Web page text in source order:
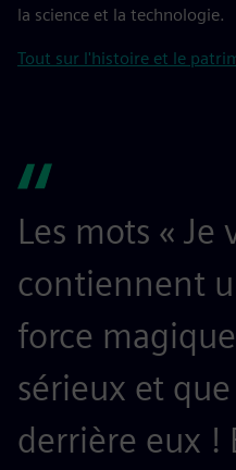
la science et la technologie.
Tout sur l'histoire et le
Les mots « Je
contiennent
force
sérieux et
derrière eux !